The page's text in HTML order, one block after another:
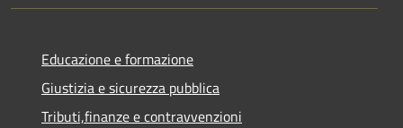
Educazione e formazione
Giustizia e sicurezza pubblica
Tributi,finanze e contravvenzioni